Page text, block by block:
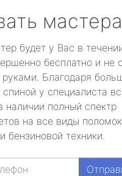
мастера
будет у Вас в
бесплатно и не с
Благодаря
у специалиста
наличии полный спектр
на все виды поломок
бензиновой техники.